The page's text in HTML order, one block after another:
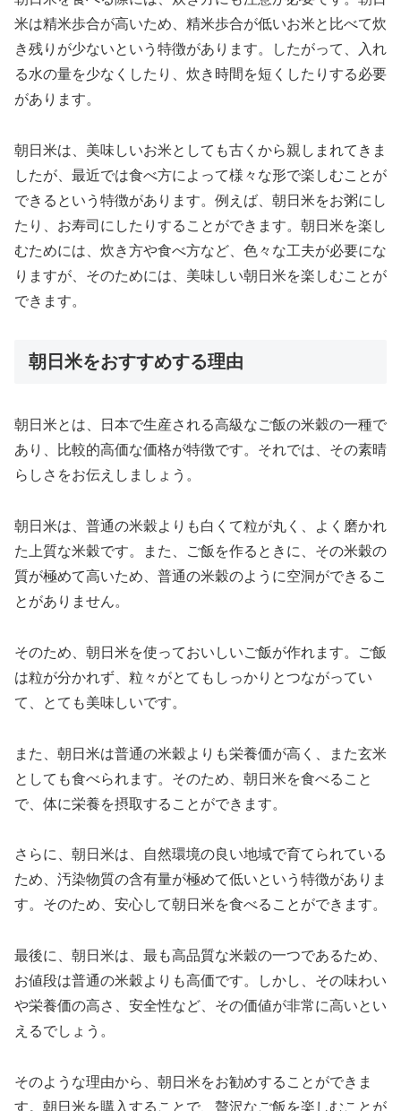
米は精米歩合が高いため、精米歩合が低いお米と比べて炊
き残りが少ないという特徴があります。したがって、入れ
る水の量を少なくしたり、炊き時間を短くしたりする必要
があります。
朝日米は、美味しいお米としても古くから親しまれてきま
したが、最近では食べ方によって様々な形で楽しむことが
できるという特徴があります。例えば、朝日米をお粥にし
たり、お寿司にしたりすることができます。朝日米を楽し
むためには、炊き方や食べ方など、色々な工夫が必要にな
りますが、そのためには、美味しい朝日米を楽しむことが
できます。
朝日米をおすすめする理由
朝日米とは、日本で生産される高級なご飯の米穀の一種で
あり、比較的高価な価格が特徴です。それでは、その素晴
らしさをお伝えしましょう。
朝日米は、普通の米穀よりも白くて粒が丸く、よく磨かれ
た上質な米穀です。また、ご飯を作るときに、その米穀の
質が極めて高いため、普通の米穀のように空洞ができるこ
とがありません。
そのため、朝日米を使っておいしいご飯が作れます。ご飯
は粒が分かれず、粒々がとてもしっかりとつながってい
て、とても美味しいです。
また、朝日米は普通の米穀よりも栄養価が高く、また玄米
としても食べられます。そのため、朝日米を食べること
で、体に栄養を摂取することができます。
さらに、朝日米は、自然環境の良い地域で育てられている
ため、汚染物質の含有量が極めて低いという特徴がありま
す。そのため、安心して朝日米を食べることができます。
最後に、朝日米は、最も高品質な米穀の一つであるため、
お値段は普通の米穀よりも高価です。しかし、その味わい
や栄養価の高さ、安全性など、その価値が非常に高いとい
えるでしょう。
そのような理由から、朝日米をお勧めすることができま
す。朝日米を購入することで、贅沢なご飯を楽しむことが